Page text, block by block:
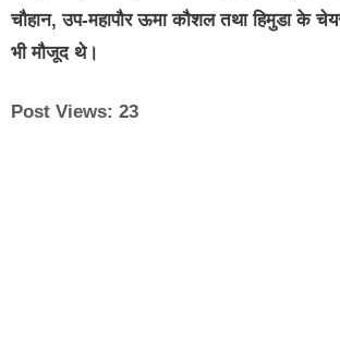
चौहान, उप-महापौर ऊमा कौशल तथा हिमुडा के
भी मौजूद थे।
Post Views: 23